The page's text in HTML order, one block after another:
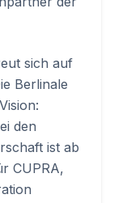
sich auf
Berlinale
den
ist ab
CUPRA,